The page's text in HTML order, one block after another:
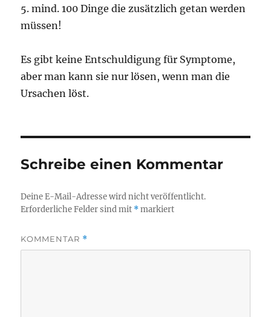
5. mind. 100 Dinge die zusätzlich getan werden
müssen!
Es gibt keine Entschuldigung für Symptome,
aber man kann sie nur lösen, wenn man die
Ursachen löst.
Schreibe einen Kommentar
Deine E-Mail-Adresse wird nicht veröffentlicht.
Erforderliche Felder sind mit *markiert
KOMMENTAR *